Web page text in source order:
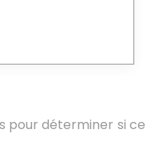
pour déterminer si ce